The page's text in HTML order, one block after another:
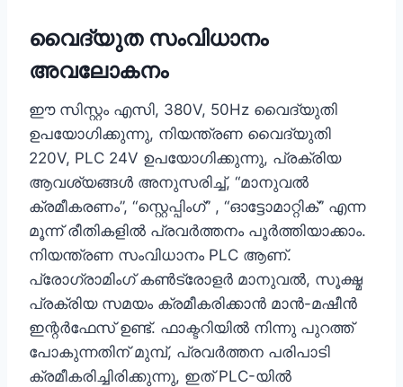
വൈദ്യുത സംവിധാനം
അവലോകനം
ഈ സിസ്റ്റം എസി, 380V, 50Hz വൈദ്യുതി
ഉപയോഗിക്കുന്നു, നിയന്ത്രണ വൈദ്യുതി
220V, PLC 24V ഉപയോഗിക്കുന്നു, പ്രക്രിയ
ആവശ്യങ്ങൾ അനുസരിച്ച്, “മാനുവൽ
ക്രമീകരണം”, “സ്റ്റെപ്പിംഗ്” , “ഓട്ടോമാറ്റിക്” എന്ന
മൂന്ന് രീതികളിൽ പ്രവർത്തനം പൂർത്തിയാക്കാം.
നിയന്ത്രണ സംവിധാനം PLC ആണ്.
പ്രോഗ്രാമിംഗ് കൺട്രോളർ മാനുവൽ, സൂക്ഷ്മ
പ്രക്രിയ സമയം ക്രമീകരിക്കാൻ മാൻ-മഷീൻ
ഇന്റർഫേസ് ഉണ്ട്. ഫാക്ടറിയിൽ നിന്നു പുറത്ത്
പോകുന്നതിന് മുമ്പ്, പ്രവർത്തന പരിപാടി
ക്രമീകരിച്ചിരിക്കുന്നു, ഇത് PLC-യിൽ